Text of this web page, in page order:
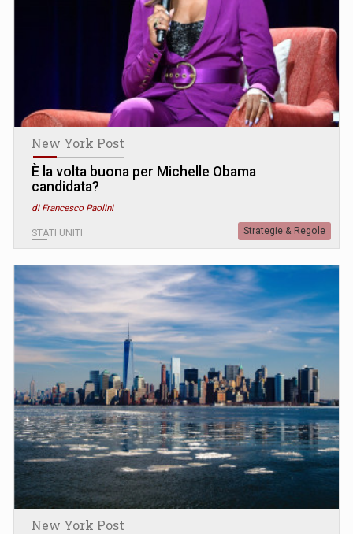
New York Post
È la volta buona per Michelle Obama
candidata?
di Francesco Paolini
STATI UNITI Strategie & Regole
New York Post